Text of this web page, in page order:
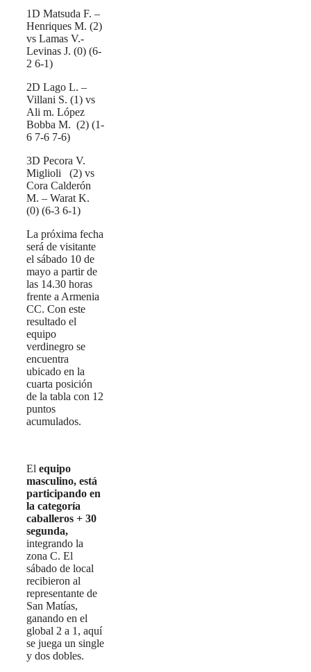
1D Matsuda F. –
Henriques M. (2)
vs Lamas V.-
Levinas J. (0) (6-
2 6-1)
2D Lago L. –
Villani S. (1) vs
Ali m. López
Bobba M. (2) (1-
6 7-6 7-6)
3D Pecora V.
Miglioli (2) vs
Cora Calderón
M. – Warat K.
(0) (6-3 6-1)
La próxima fecha
será de visitante
el sábado 10 de
mayo a partir de
las 14.30 horas
frente a Armenia
CC. Con este
resultado el
equipo
verdinegro se
encuentra
ubicado en la
cuarta posición
de la tabla con 12
puntos
acumulados.
El equipo
masculino, está
participando en
la categoría
caballeros + 30
segunda,
integrando la
zona C. El
sábado de local
recibieron al
representante de
San Matías,
ganando en el
global 2 a 1, aquí
se juega un single
y dos dobles.